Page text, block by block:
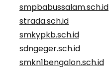
smpbabussalam.sch.id
strada.sch.id
smkypkb.sch.id
sdngeger.sch.id
smkn1bengalon.sch.id